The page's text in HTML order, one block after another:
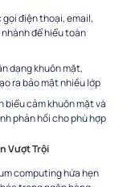
điện thoại, email,
để hiểu toàn
dạng khuôn mặt,
ra bảo mật nhiều lớp
cảm khuôn mặt và
phản hồi cho phù hợp
Vượt Trội
computing hứa hẹn